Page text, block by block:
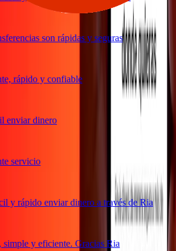
son rápidas y seguras
rápido y confiable
dinero
servicio
rápido enviar dinero a través de Ria
y eficiente. Gracias Ria